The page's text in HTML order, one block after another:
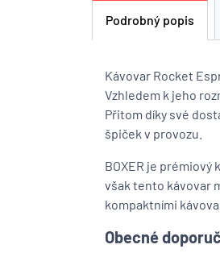
Podrobný popis
Kávovar Rocket
Vzhledem k jeho
Přitom díky své
špiček v provozu.
BOXER je
však tento kávovar
kompaktními
Obecné